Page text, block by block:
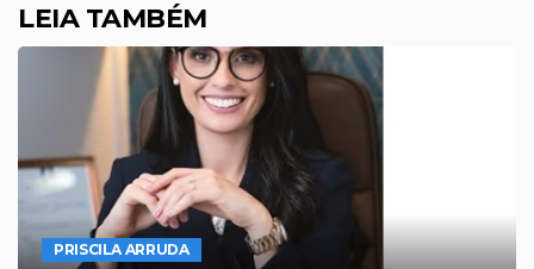
LEIA TAMBÉM
PRISCILA ARRUDA